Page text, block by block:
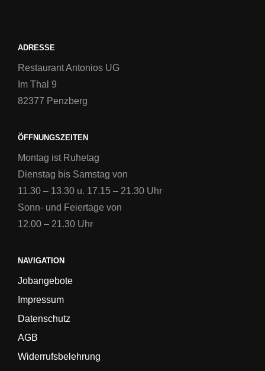
ADRESSE
Restaurant Antonios UG
Im Thal 9
82377 Penzberg
ÖFFNUNGSZEITEN
Montag ist Ruhetag
Dienstag bis Samstag von
11.30 – 13.30 u. 17.15 – 21.30 Uhr
Sonn- und Feiertage von
12.00 – 21.30 Uhr
NAVIGATION
Jobangebote
Impressum
Datenschutz
AGB
Widerrufsbelehrung